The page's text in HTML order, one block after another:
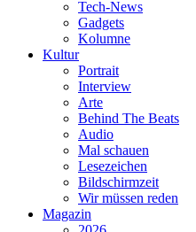
Tech-News
Gadgets
Kolumne
Kultur
Portrait
Interview
Arte
Behind The Beats
Audio
Mal schauen
Lesezeichen
Bildschirmzeit
Wir müssen reden
Magazin